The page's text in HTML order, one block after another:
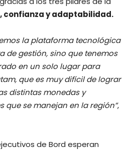
confianza y adaptabilidad.
la plataforma tecnológica
de gestión, sino que tenemos
en un solo lugar para
que es muy difícil de lograr
distintas monedas y
que se manejan en la región”,
de Bord esperan